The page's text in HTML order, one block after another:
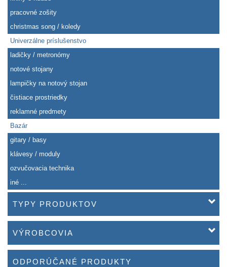
pracovné zošity
christmas song / koledy
Univerzálne príslušenstvo
ladičky / metronómy
notové stojany
lampičky na notový stojan
čistiace prostriedky
reklamné predmety
Bazár
gitary / basy
klávesy / moduly
ozvučovacia technika
iné ...
TYPY PRODUKTOV
VÝROBCOVIA
ODPORÚČANÉ PRODUKTY